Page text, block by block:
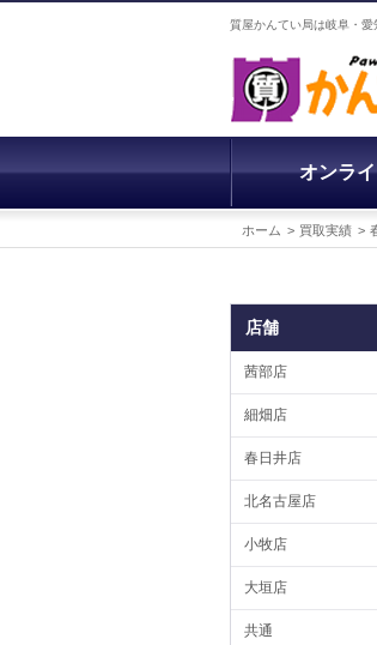
質屋かんてい局は岐阜・
オンラ
ホーム 買取実績
店舗
茜部店
細畑店
春日井店
北名古屋店
小牧店
大垣店
共通